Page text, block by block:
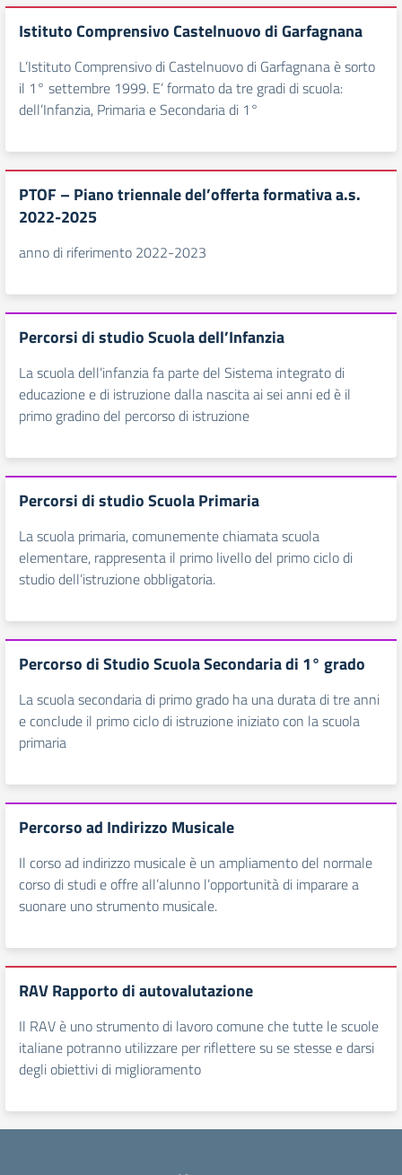
Istituto Comprensivo Castelnuovo di Garfagnana
L’Istituto Comprensivo di Castelnuovo di Garfagnana è sorto
il 1° settembre 1999. E’ formato da tre gradi di scuola:
dell’Infanzia, Primaria e Secondaria di 1°
PTOF – Piano triennale del’offerta formativa a.s.
2022-2025
anno di riferimento 2022-2023
Percorsi di studio Scuola dell’Infanzia
La scuola dell’infanzia fa parte del Sistema integrato di
educazione e di istruzione dalla nascita ai sei anni ed è il
primo gradino del percorso di istruzione
Percorsi di studio Scuola Primaria
La scuola primaria, comunemente chiamata scuola
elementare, rappresenta il primo livello del primo ciclo di
studio dell’istruzione obbligatoria.
Percorso di Studio Scuola Secondaria di 1° grado
La scuola secondaria di primo grado ha una durata di tre anni
e conclude il primo ciclo di istruzione iniziato con la scuola
primaria
Percorso ad Indirizzo Musicale
Il corso ad indirizzo musicale è un ampliamento del normale
corso di studi e offre all’alunno l’opportunità di imparare a
suonare uno strumento musicale.
RAV Rapporto di autovalutazione
Il RAV è uno strumento di lavoro comune che tutte le scuole
italiane potranno utilizzare per riflettere su se stesse e darsi
degli obiettivi di miglioramento